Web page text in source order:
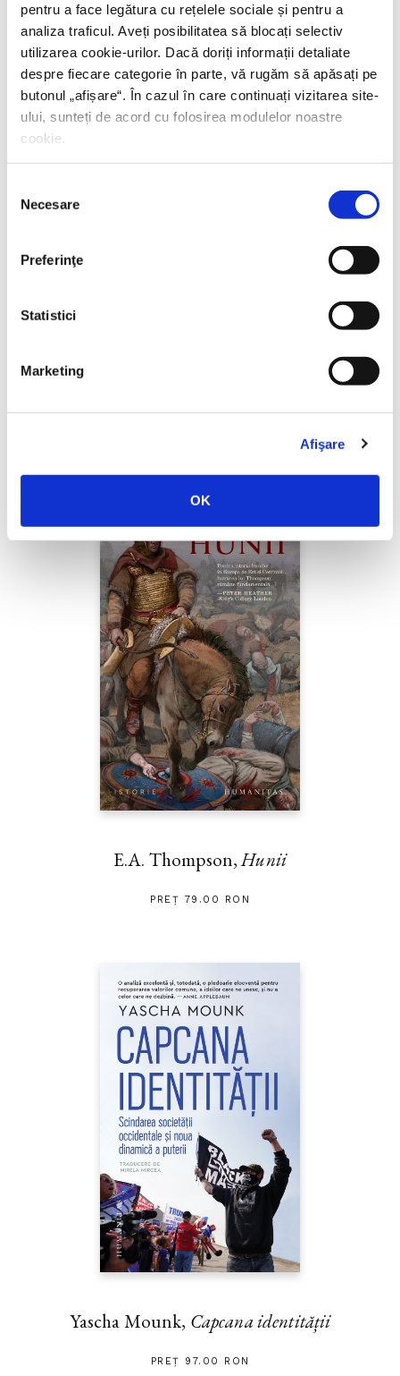
pentru a face legătura cu rețelele sociale și pentru a
analiza traficul. Aveți posibilitatea să blocați selectiv
utilizarea cookie-urilor. Dacă doriți informații detaliate
despre fiecare categorie în parte, vă rugăm să apăsați pe
butonul „ afișare“. În cazul în care continuați vizitarea site-
ului, sunteți de acord cu folosirea modulelor noastre
cookie.
consimțământului
Necesare
Preferinţe
Statistici
Marketing
Afişare
OK
E.A. Thompson,Hunii
PREȚ 79.00 RON
Yascha Mounk, Capcana identității
PREȚ 97.00 RON